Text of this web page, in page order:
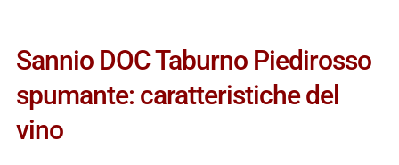
Sannio DOC Taburno Piedirosso
spumante: caratteristiche del
vino